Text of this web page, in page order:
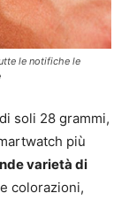
le notifiche le
soli 28 grammi,
più
varietà di
colorazioni,